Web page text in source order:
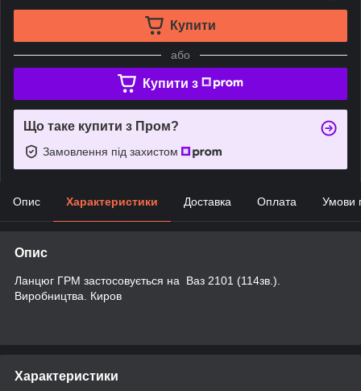
Купити
або
Купити з
Що таке купити з Пром?
Замовлення під захистом
Опис Характеристики Доставка Оплата Умови
Опис
Ланцюг ГРМ застосовується на Ваз 2101 (114зв.).
Виробництва. Киров
Характеристики